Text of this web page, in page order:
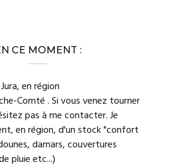
CE MOMENT :
en région
Comté . Si vous venez tourner
pas à me contacter. Je
en région, d'un stock "confort
damars, couvertures
pluie etc...)